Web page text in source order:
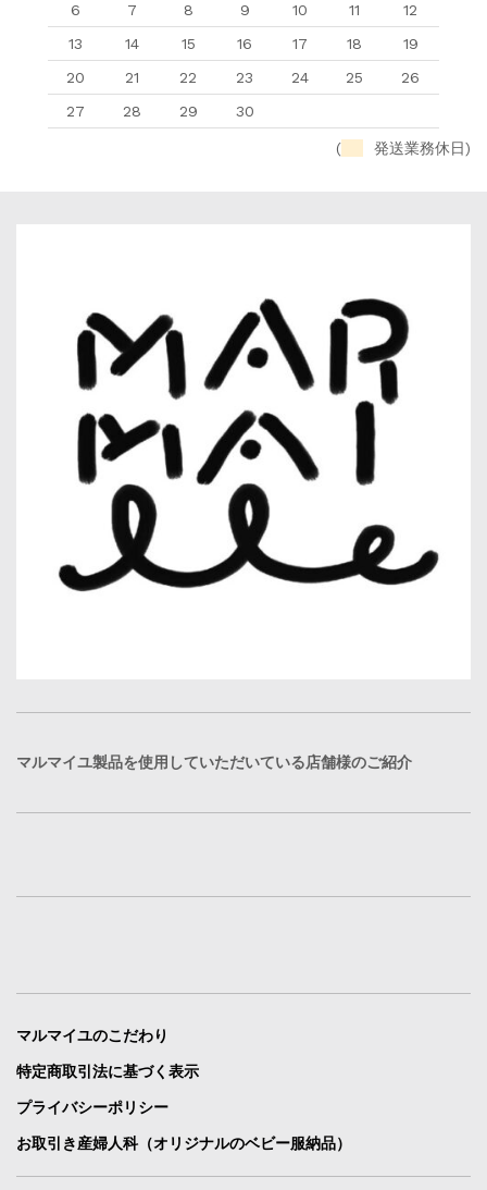
6
7 8 9 10 11
12
13
14 15 16 17 18
19
20
21 22 23 24 25
26
27
28 29 30
( 発送業務休日)
マルマイユ製品を使用していただいている店舗様のご紹介
マルマイユのこだわり
特定商取引法に基づく表示
プライバシーポリシー
お取引き産婦人科（オリジナルのベビー服納品）